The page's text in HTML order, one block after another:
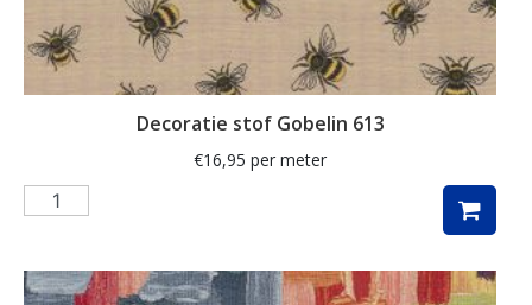
kunst
landschap
luipaard
Decoratie stof Gobelin 613
€16,95 per meter